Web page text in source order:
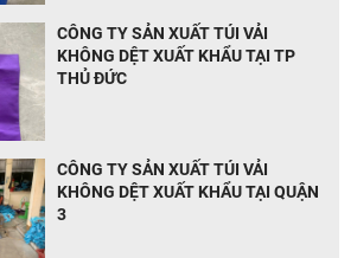
CÔNG TY SẢN XUẤT TÚI VẢI
KHÔNG DỆT XUẤT KHẨU TẠI TP
THỦ ĐỨC
CÔNG TY SẢN XUẤT TÚI VẢI
KHÔNG DỆT XUẤT KHẨU TẠI QUẬN
3